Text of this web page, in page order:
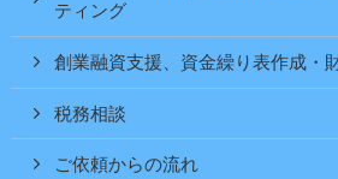
ティング
創業融資支援、資金繰り表作成・
税務相談
ご依頼からの流れ